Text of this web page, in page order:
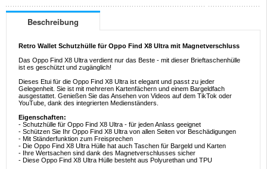
Beschreibung
Retro Wallet Schutzhülle für Oppo Find X8 Ultra mit Magnetverschluss
Das Oppo Find X8 Ultra verdient nur das Beste - mit dieser Brieftaschenhülle
ist es geschützt und zugänglich!
Dieses Etui für die Oppo Find X8 Ultra ist elegant und passt zu jeder
Gelegenheit. Sie ist mit mehreren Kartenfächern und einem Bargeldfach
ausgestattet. Genießen Sie das Ansehen von Videos auf dem TikTok oder
YouTube, dank des integrierten Medienständers.
Eigenschaften:
- Schutzhülle für Oppo Find X8 Ultra - für jeden Anlass geeignet
- Schützen Sie Ihr Oppo Find X8 Ultra von allen Seiten vor Beschädigungen
- Mit Ständerfunktion zum Freisprechen
- Die Oppo Find X8 Ultra Hülle hat auch Taschen für Bargeld und Karten
- Ihre Wertsachen sind dank des Magnetverschlusses sicher
- Diese Oppo Find X8 Ultra Hülle besteht aus Polyurethan und TPU